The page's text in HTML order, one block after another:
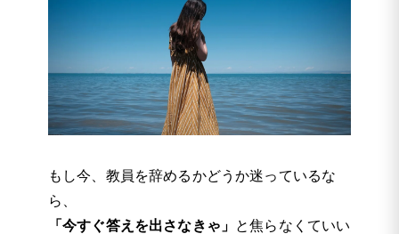
もし今、教員を辞めるかどうか迷っているな
ら、
「今すぐ答えを出さなきゃ」 と焦らなくていい